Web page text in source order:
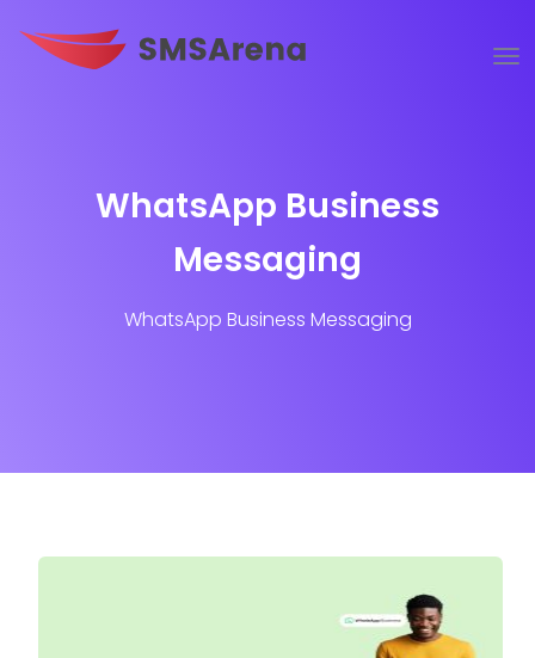
WhatsApp Business
Messaging
WhatsApp Business Messaging